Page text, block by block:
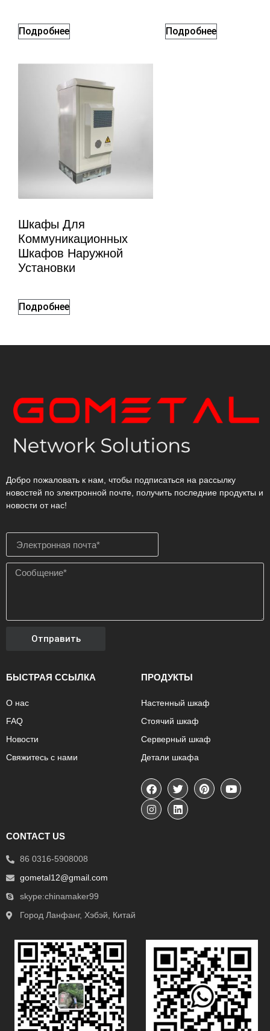
Подробнее Подробнее
Шкафы Для
Коммуникационных
Шкафов Наружной
Установки
Подробнее
Добро пожаловать к нам, чтобы подписаться на рассылку
новостей по электронной почте, получить последние продукты и
новости от нас!
Отправить
БЫСТРАЯ ССЫЛКА
О нас
FAQ
Новости
Свяжитесь с нами
ПРОДУКТЫ
Настенный шкаф
Стоячий шкаф
Серверный шкаф
Детали шкафа
CONTACT US
86 0316-5908008
gometal12@gmail.com
skype:chinamaker99
Город Ланфанг, Хэбэй, Китай